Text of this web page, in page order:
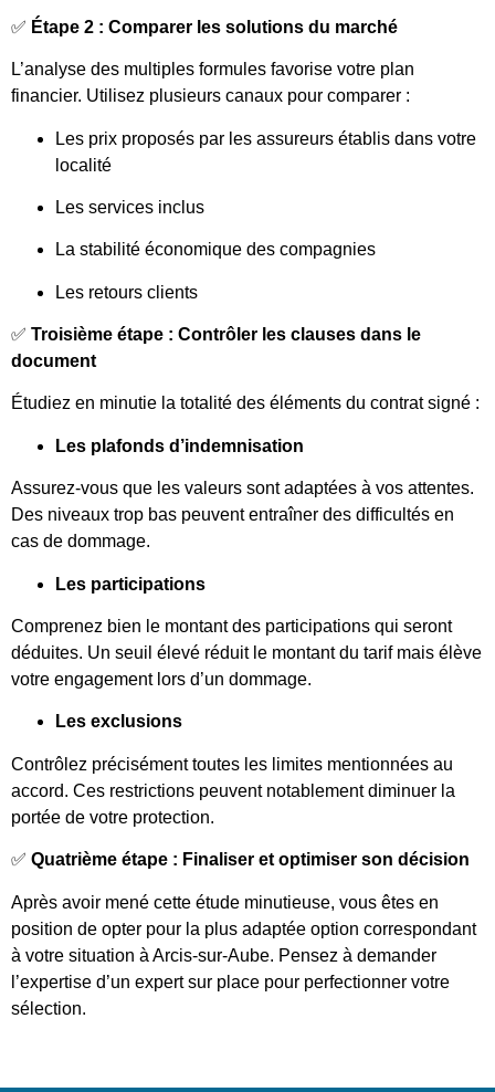
✅ Étape 2 : Comparer les solutions du marché
L’analyse des multiples formules favorise votre plan
financier. Utilisez plusieurs canaux pour comparer :
Les prix proposés par les assureurs établis dans votre
localité
Les services inclus
La stabilité économique des compagnies
Les retours clients
✅ Troisième étape : Contrôler les clauses dans le
document
Étudiez en minutie la totalité des éléments du contrat signé :
Les plafonds d’indemnisation
Assurez-vous que les valeurs sont adaptées à vos attentes.
Des niveaux trop bas peuvent entraîner des difficultés en
cas de dommage.
Les participations
Comprenez bien le montant des participations qui seront
déduites. Un seuil élevé réduit le montant du tarif mais élève
votre engagement lors d’un dommage.
Les exclusions
Contrôlez précisément toutes les limites mentionnées au
accord. Ces restrictions peuvent notablement diminuer la
portée de votre protection.
✅ Quatrième étape : Finaliser et optimiser son décision
Après avoir mené cette étude minutieuse, vous êtes en
position de opter pour la plus adaptée option correspondant
à votre situation à Arcis-sur-Aube. Pensez à demander
l’expertise d’un expert sur place pour perfectionner votre
sélection.